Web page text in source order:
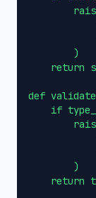
        )
return
def
if
        )
return